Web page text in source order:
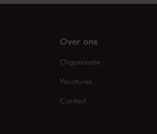
Over ons
Organisatie
Vacatures
Contact